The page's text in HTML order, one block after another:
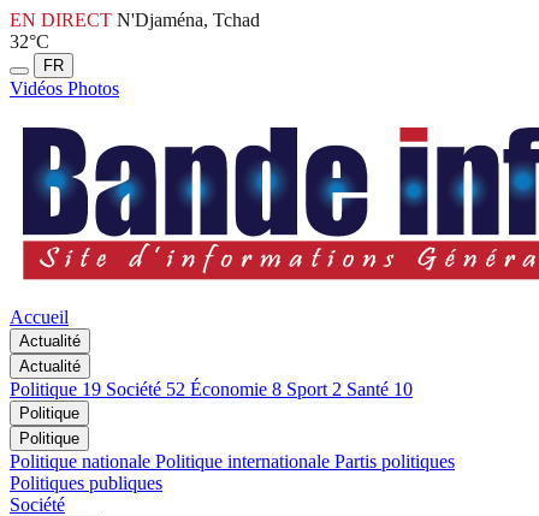
EN DIRECT N'Djaména, Tchad
32°C
FR
Vidéos Photos
Accueil
Actualité
Actualité
Politique 19 Société 52 Économie 8 Sport 2 Santé 10
Politique
Politique
Politique nationale Politique internationale Partis politiques
Politiques publiques
Société